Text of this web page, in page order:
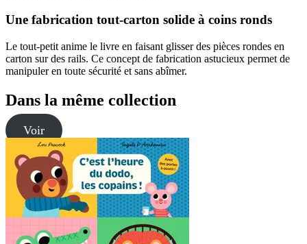
Une fabrication tout-carton solide à coins ronds
Le tout-petit anime le livre en faisant glisser des pièces rondes en
carton sur des rails. Ce concept de fabrication astucieux permet de
manipuler en toute sécurité et sans abîmer.
Dans la même collection
Voir